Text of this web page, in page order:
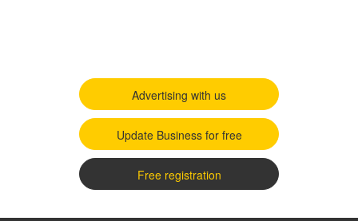
Advertising with us
Update Business for free
Free registration